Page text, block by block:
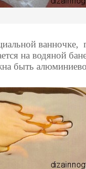
ванночке,
на водяной
быть